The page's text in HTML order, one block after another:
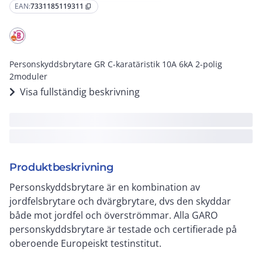
EAN:7331185119311 content_copy
Personskyddsbrytare GR C-karatäristik 10A 6kA 2-polig
2moduler
Visa fullständig beskrivning
Produktbeskrivning
Personskyddsbrytare är en kombination av
jordfelsbrytare och dvärgbrytare, dvs den skyddar
både mot jordfel och överströmmar. Alla GARO
personskyddsbrytare är testade och certifierade på
oberoende Europeiskt testinstitut.